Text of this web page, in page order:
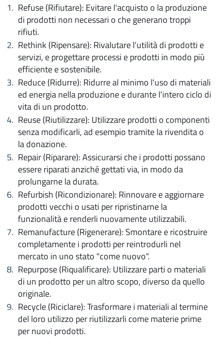
Refuse (Rifiutare): Evitare l'acquisto o la produzione
di prodotti non necessari o che generano troppi
rifiuti.
Rethink (Ripensare): Rivalutare l'utilità di prodotti e
servizi, e progettare processi e prodotti in modo più
efficiente e sostenibile.
Reduce (Ridurre): Ridurre al minimo l'uso di materiali
ed energia nella produzione e durante l'intero ciclo di
vita di un prodotto.
Reuse (Riutilizzare): Utilizzare prodotti o componenti
senza modificarli, ad esempio tramite la rivendita o
la donazione.
Repair (Riparare): Assicurarsi che i prodotti possano
essere riparati anziché gettati via, in modo da
prolungarne la durata.
Refurbish (Ricondizionare): Rinnovare e aggiornare
prodotti vecchi o usati per ripristinarne la
funzionalità e renderli nuovamente utilizzabili.
Remanufacture (Rigenerare): Smontare e ricostruire
completamente i prodotti per reintrodurli nel
mercato in uno stato "come nuovo".
Repurpose (Riqualificare): Utilizzare parti o materiali
di un prodotto per un altro scopo, diverso da quello
originale.
Recycle (Riciclare): Trasformare i materiali al termine
del loro utilizzo per riutilizzarli come materie prime
per nuovi prodotti.